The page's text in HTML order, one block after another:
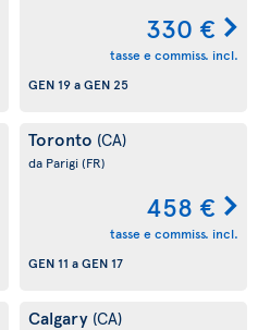
330 €
tasse e commiss. incl.
GEN 19aGEN 25
Toronto (CA)
da Parigi(FR)
458 €
tasse e commiss. incl.
GEN 11 aGEN 17
Calgary (CA)